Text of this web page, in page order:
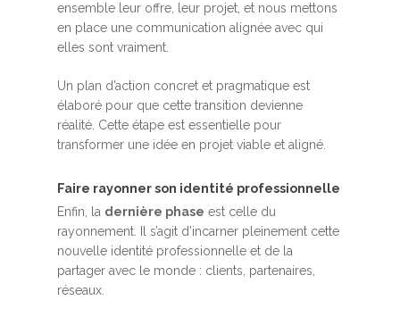
ensemble leur offre, leur projet, et nous mettons
en place une communication alignée avec qui
elles sont vraiment.
Un plan d’action concret et pragmatique est
élaboré pour que cette transition devienne
réalité. Cette étape est essentielle pour
transformer une idée en projet viable et aligné.
Faire rayonner son identité professionnelle
Enfin, la dernière phase est celle du
rayonnement. Il s’agit d’incarner pleinement cette
nouvelle identité professionnelle et de la
partager avec le monde : clients, partenaires,
réseaux.